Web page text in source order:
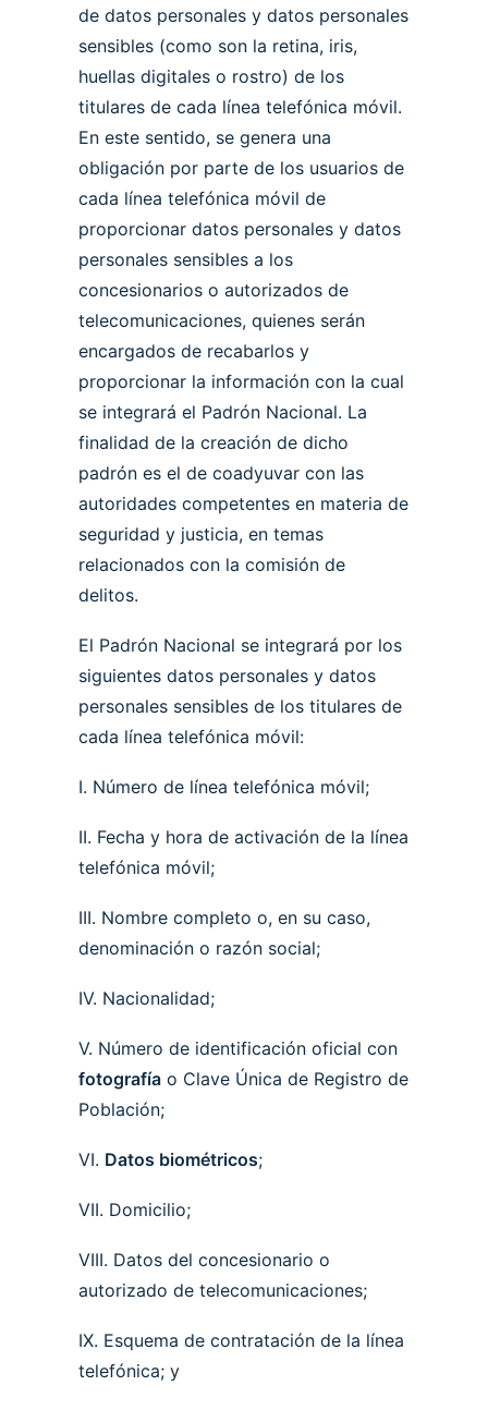
de datos personales y datos personales
sensibles (como son la retina, iris,
huellas digitales o rostro) de los
titulares de cada línea telefónica móvil.
En este sentido, se genera una
obligación por parte de los usuarios de
cada línea telefónica móvil de
proporcionar datos personales y datos
personales sensibles a los
concesionarios o autorizados de
telecomunicaciones, quienes serán
encargados de recabarlos y
proporcionar la información con la cual
se integrará el Padrón Nacional. La
finalidad de la creación de dicho
padrón es el de coadyuvar con las
autoridades competentes en materia de
seguridad y justicia, en temas
relacionados con la comisión de
delitos.
El Padrón Nacional se integrará por los
siguientes datos personales y datos
personales sensibles de los titulares de
cada línea telefónica móvil:
I. Número de línea telefónica móvil;
II. Fecha y hora de activación de la línea
telefónica móvil;
III. Nombre completo o, en su caso,
denominación o razón social;
IV. Nacionalidad;
V. Número de identificación oficial con
fotografía o Clave Única de Registro de
Población;
VI. Datos biométricos;
VII. Domicilio;
VIII. Datos del concesionario o
autorizado de telecomunicaciones;
IX. Esquema de contratación de la línea
telefónica; y